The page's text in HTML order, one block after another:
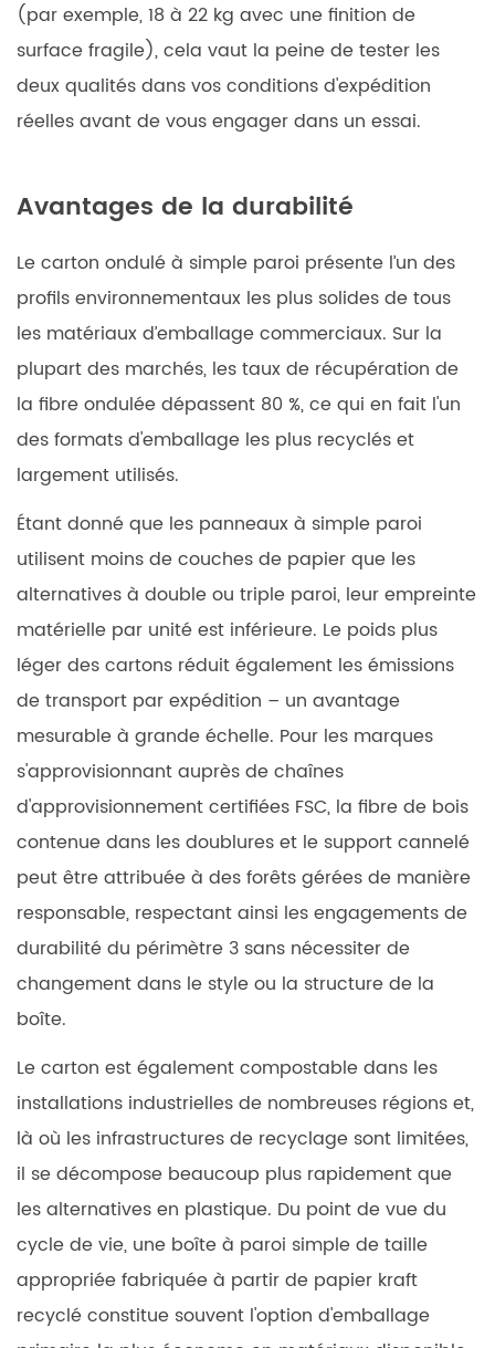
(par exemple, 18 à 22 kg avec une finition de
surface fragile), cela vaut la peine de tester les
deux qualités dans vos conditions d'expédition
réelles avant de vous engager dans un essai.
Avantages de la durabilité
Le carton ondulé à simple paroi présente l’un des
profils environnementaux les plus solides de tous
les matériaux d’emballage commerciaux. Sur la
plupart des marchés, les taux de récupération de
la fibre ondulée dépassent 80 %, ce qui en fait l'un
des formats d'emballage les plus recyclés et
largement utilisés.
Étant donné que les panneaux à simple paroi
utilisent moins de couches de papier que les
alternatives à double ou triple paroi, leur empreinte
matérielle par unité est inférieure. Le poids plus
léger des cartons réduit également les émissions
de transport par expédition – un avantage
mesurable à grande échelle. Pour les marques
s'approvisionnant auprès de chaînes
d'approvisionnement certifiées FSC, la fibre de bois
contenue dans les doublures et le support cannelé
peut être attribuée à des forêts gérées de manière
responsable, respectant ainsi les engagements de
durabilité du périmètre 3 sans nécessiter de
changement dans le style ou la structure de la
boîte.
Le carton est également compostable dans les
installations industrielles de nombreuses régions et,
là où les infrastructures de recyclage sont limitées,
il se décompose beaucoup plus rapidement que
les alternatives en plastique. Du point de vue du
cycle de vie, une boîte à paroi simple de taille
appropriée fabriquée à partir de papier kraft
recyclé constitue souvent l'option d'emballage